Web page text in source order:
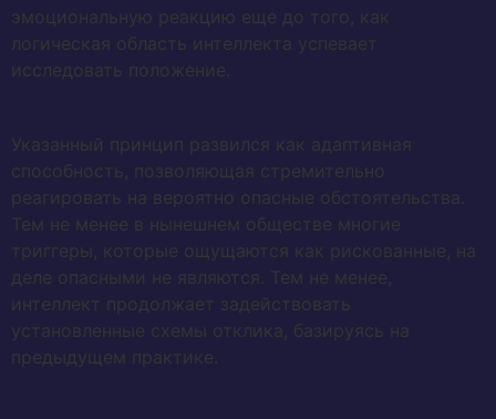
эмоциональную реакцию еще до того, как
логическая область интеллекта успевает
исследовать положение.
Указанный принцип развился как адаптивная
способность, позволяющая стремительно
реагировать на вероятно опасные обстоятельства.
Тем не менее в нынешнем обществе многие
триггеры, которые ощущаются как рискованные, на
деле опасными не являются. Тем не менее,
интеллект продолжает задействовать
установленные схемы отклика, базируясь на
предыдущем практике.